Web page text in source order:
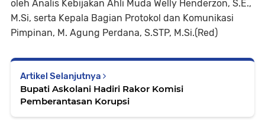
oleh Analis Kebijakan Ahli Muda Welly Henderzon, S.E.,
M.Si, serta Kepala Bagian Protokol dan Komunikasi
Pimpinan, M. Agung Perdana, S.STP, M.Si.(Red)
Artikel Selanjutnya
Bupati Askolani Hadiri Rakor Komisi
Pemberantasan Korupsi